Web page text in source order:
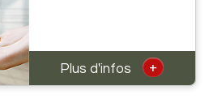
Plus d'infos +